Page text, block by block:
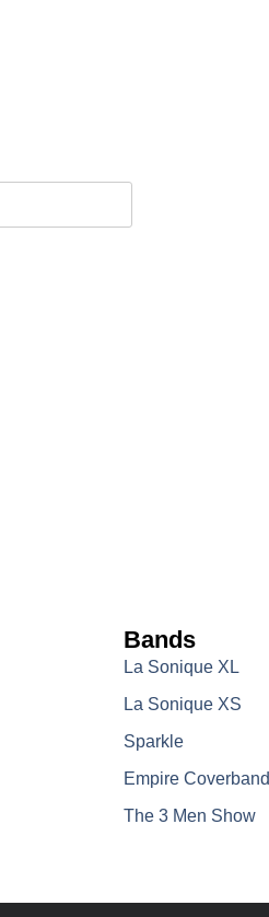
Bands
La Sonique XL
La Sonique XS
Sparkle
Empire Coverband
The 3 Men Show